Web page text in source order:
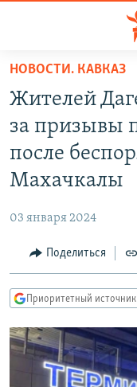
упрощенного
доступа
основному
содержанию
навигации
Вернутся
АВТОРСКИЕ
ЦИТАТЫ СВОБОДЫ
КУЛЬТУРА
IDEL.РЕАЛИИ
КАВКАЗ.РЕАЛИИ
СИБИРЬ.РЕАЛИИ
РАСПИСАНИЕ
НОВОСТИ. КАВКАЗ
Жителей
за призывы
после
Махачкалы
03 января 2024
Поделиться
Приоритетный